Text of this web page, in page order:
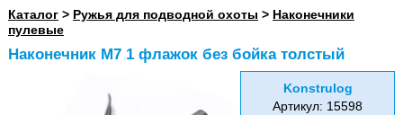
Каталог> Ружья для подводной охоты > Наконечники
пулевые
Наконечник М7 1 флажок без бойка толстый
Konstrulog
Артикул: 15598